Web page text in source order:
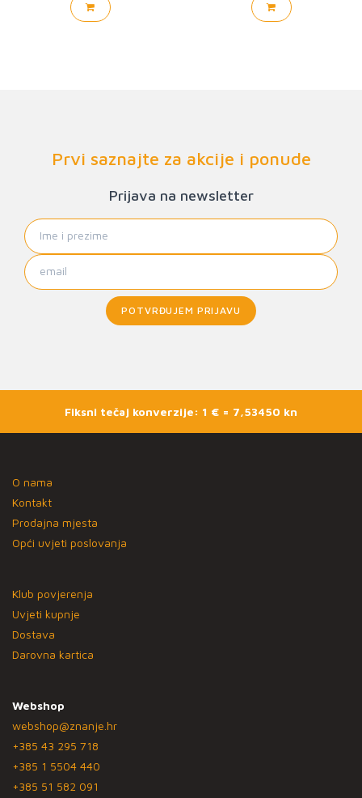
Prvi saznajte za akcije i ponude
Prijava na newsletter
POTVRĐUJEM PRIJAVU
Fiksni tečaj konverzije: 1 € = 7,53450 kn
O nama
Kontakt
Prodajna mjesta
Opći uvjeti poslovanja
Klub povjerenja
Uvjeti kupnje
Dostava
Darovna kartica
Webshop
webshop@znanje.hr
+385 43 295 718
+385 1 5504 440
+385 51 582 091